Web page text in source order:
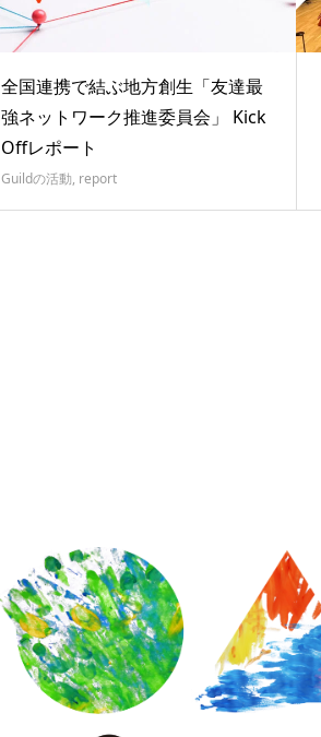
全国連携で結ぶ地方創生「友達最
強ネットワーク推進委員会」 Kick
Offレポート
Guildの活動, report